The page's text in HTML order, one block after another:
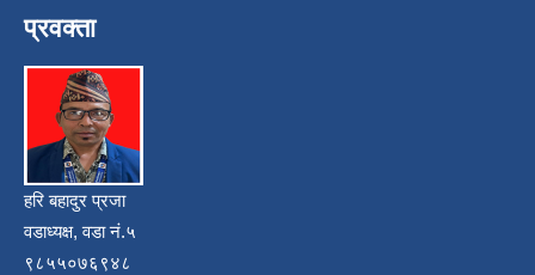
प्रवक्ता
हरि बहादुर प्रजा
वडाध्यक्ष, वडा नं.५
९८५५०७६९४८